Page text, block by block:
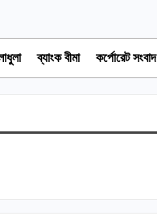
ব্যাংক বীমা কর্পোরেট সংবাদ